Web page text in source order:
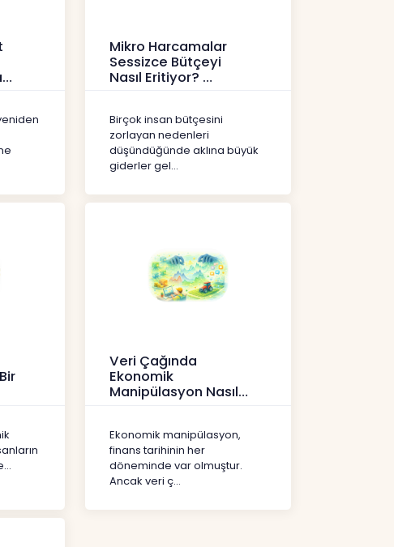
Mikro Harcamalar
Sessizce Bütçeyi
Nasıl Eritiyor?
Birçok insan bütçesini
zorlayan nedenleri
düşündüğünde aklına büyük
giderler gel...
Veri Çağında
Ekonomik
Manipülasyon Nasıl
Ekonomik manipülasyon,
finans tarihinin her
döneminde var olmuştur.
Ancak veri ç...